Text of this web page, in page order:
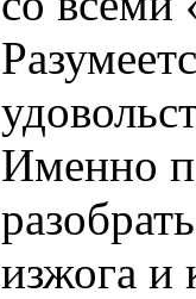
Именно
изжога и